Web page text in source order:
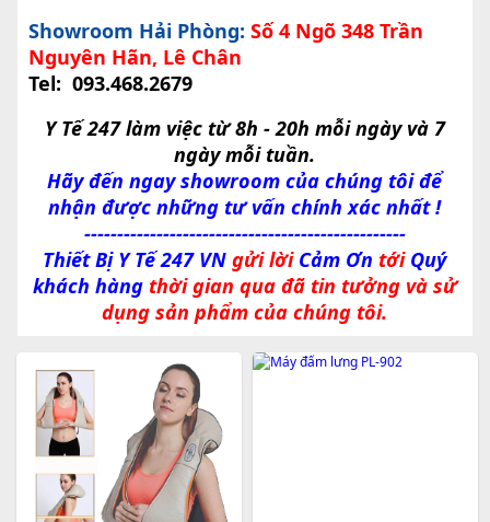
Showroom Hải Phòng: Số 4 Ngõ 348 Trần
Nguyên Hãn, Lê Chân
Tel: 093.468.2679
Y Tế 247 làm việc từ 8h - 20h mỗi ngày và 7
ngày mỗi tuần.
Hãy đến ngay showroom của chúng tôi để
nhận được những tư vấn chính xác nhất !
-------------------------------------------------
Thiết Bị Y Tế 247 VN gửi lời Cảm Ơn tới Quý
khách hàngthời gian qua đã tin tưởng và sử
dụng sản phẩm của chúng tôi.